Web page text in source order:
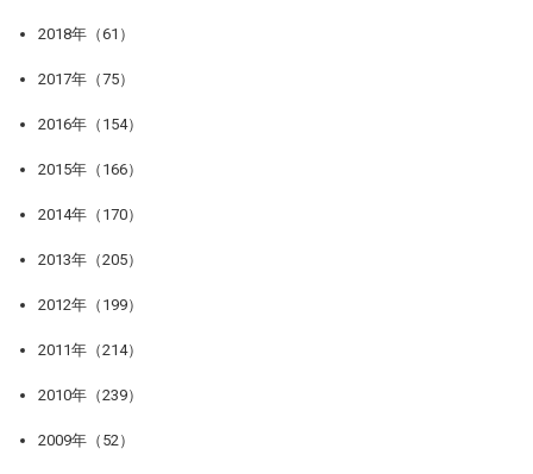
2018年（61）
2017年（75）
2016年（154）
2015年（166）
2014年（170）
2013年（205）
2012年（199）
2011年（214）
2010年（239）
2009年（52）